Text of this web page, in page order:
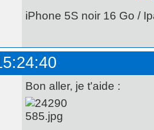
iPhone 5S noir 16 Go /
Bon aller, je t'aide :